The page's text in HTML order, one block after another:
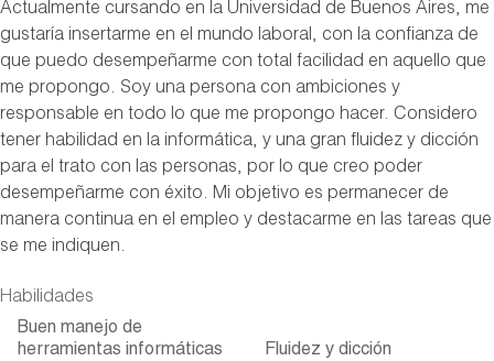
Actualmente cursando en la Universidad de Buenos Aires, me
gustaría insertarme en el mundo laboral, con la confianza de
que puedo desempeñarme con total facilidad en aquello que
me propongo. Soy una persona con ambiciones y
responsable en todo lo que me propongo hacer. Considero
tener habilidad en la informática, y una gran fluidez y dicción
para el trato con las personas, por lo que creo poder
desempeñarme con éxito. Mi objetivo es permanecer de
manera continua en el empleo y destacarme en las tareas que
se me indiquen.
Habilidades
Buen manejo de
herramientas informáticas
Fluidez y dicción